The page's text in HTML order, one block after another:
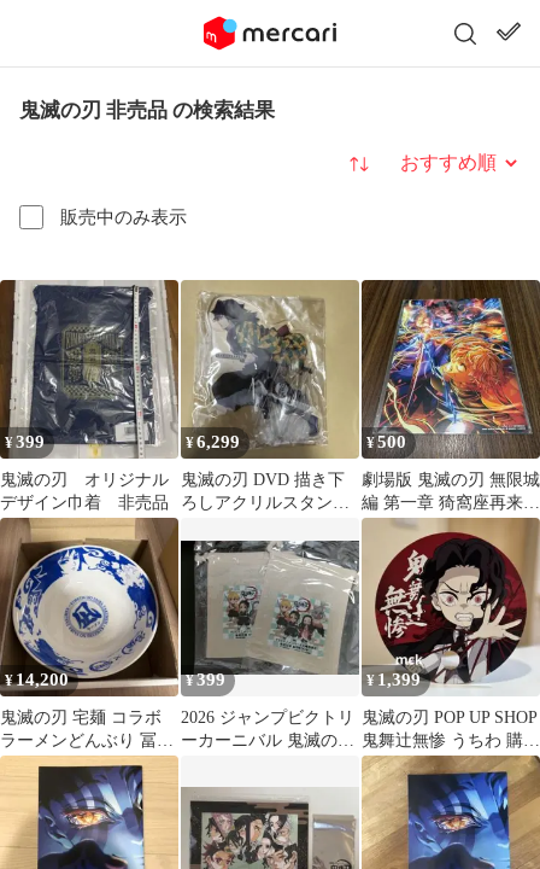
鬼滅の刃 非売品 の検索結果
販売中のみ表示
並び替え
¥399
鬼滅の刃 オリジナル
デザイン巾着 非売品
¥6,299
鬼滅の刃 DVD 描き下
ろしアクリルスタンド
品
¥500
劇場版 鬼滅の刃 無限城
編 第一章 猗窩座再来
入場者特典 非売品
¥14,200
鬼滅の刃 宅麺 コラボ
ラーメンどんぶり 冨岡
義勇
¥399
2026 ジャンプビクトリ
ーカーニバル 鬼滅の刃
品
¥1,399
鬼滅の刃 POP UP SHOP
鬼舞辻無惨 うちわ 購入
特典 非売品